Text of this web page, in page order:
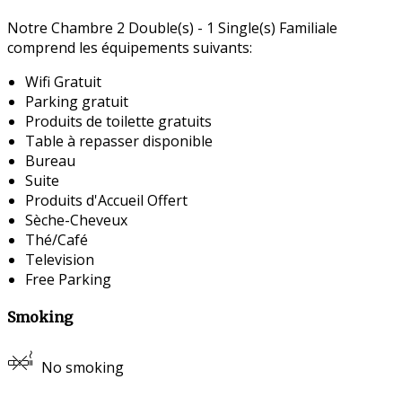
Notre Chambre 2 Double(s) - 1 Single(s) Familiale
comprend les équipements suivants:
Wifi Gratuit
Parking gratuit
Produits de toilette gratuits
Table à repasser disponible
Bureau
Suite
Produits d'Accueil Offert
Sèche-Cheveux
Thé/Café
Television
Free Parking
Smoking
No smoking